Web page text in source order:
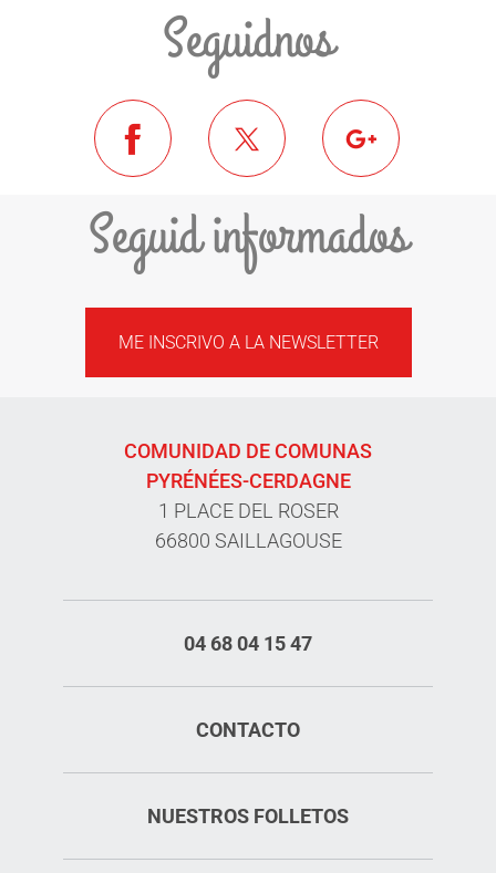
Seguidnos
Seguid informados
ME INSCRIVO A LA NEWSLETTER
COMUNIDAD DE COMUNAS
PYRÉNÉES-CERDAGNE
1 PLACE DEL ROSER
66800 SAILLAGOUSE
04 68 04 15 47
CONTACTO
NUESTROS FOLLETOS